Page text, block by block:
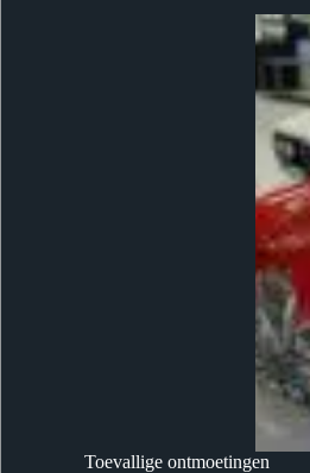
Toevallige ontmoetingen